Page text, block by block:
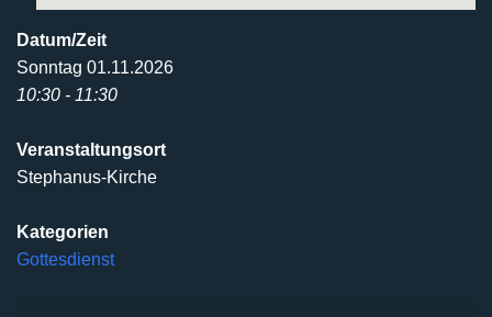
Datum/Zeit
Sonntag 01.11.2026
10:30 - 11:30
Veranstaltungsort
Stephanus-Kirche
Kategorien
Gottesdienst